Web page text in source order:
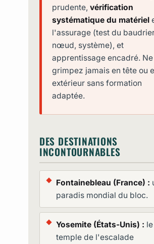
prudente, vérification
systématique du matériel
l'assurage (test du
nœud, système), et
apprentissage encadré. Ne
grimpez jamais en tête ou
extérieur sans formation
adaptée.
DES DESTINATIONS
INCONTOURNABLES
Fontainebleau (France) :
paradis mondial du bloc.
Yosemite (États-Unis) : le
temple de l'escalade